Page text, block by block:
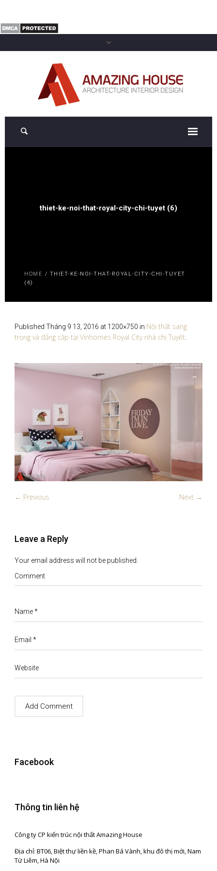
thiet-ke-noi-that-royal-city-chi-tuyet (6)
HOME / THIET-KE-NOI-THAT-ROYAL-CITY-CHI-TUYET
(6)
Published Tháng 9 13, 2016 at 1200×750 in Nội thất sang
trọng và đẳng cấp tại Vinhomes Royal City nhà chị Tuyết.
← Previous Next →
Leave a Reply
Your email address will not be published.
Comment
Name*
Email *
Website
Facebook
Thông tin liên hệ
Công ty CP kiến trúc nội thất Amazing House
Địa chỉ: BT06, Biệt thự liền kề, Phan Bá Vành, khu đô thị mới, Nam
Từ Liêm, Hà Nội